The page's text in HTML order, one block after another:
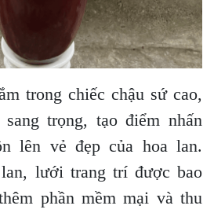
trong chiếc chậu sứ cao,
trọng, tạo điểm nhấn
lên vẻ đẹp của hoa lan.
lưới trang trí được bao
phần mềm mại và thu